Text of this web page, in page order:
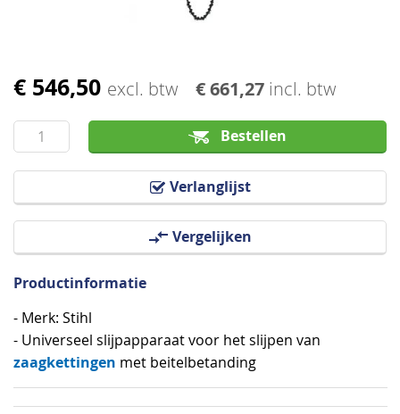
€ 546,50 excl. btw € 661,27 incl. btw
Bestellen
Verlanglijst
Vergelijken
Ga
het
begin
van
Productinformatie
- Merk: Stihl
- Universeel slijpapparaat voor het slijpen van
zaagkettingen met beitelbetanding